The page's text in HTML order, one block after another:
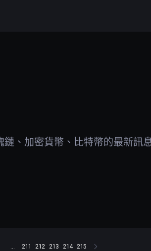
、加密貨幣、比特幣的最新訊
... 211 212 213 214 215